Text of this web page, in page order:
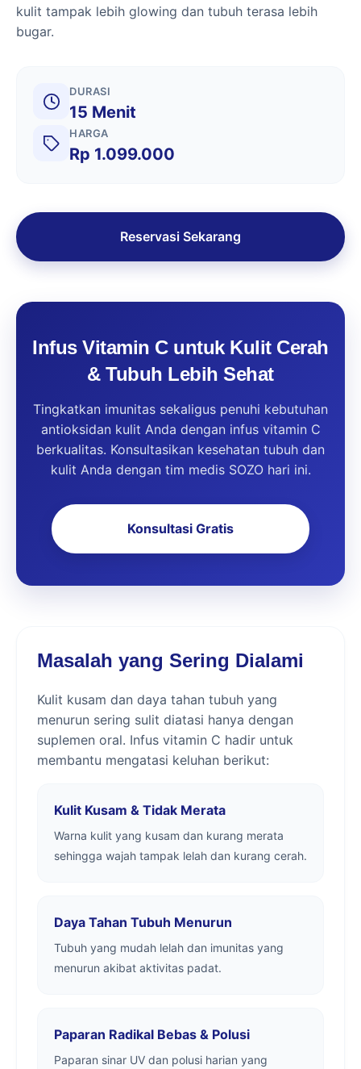
kulit tampak lebih glowing dan tubuh terasa lebih
bugar.
DURASI
15 Menit
HARGA
Rp 1.099.000
Reservasi Sekarang
Infus Vitamin C untuk Kulit Cerah
& Tubuh Lebih Sehat
Tingkatkan imunitas sekaligus penuhi kebutuhan
antioksidan kulit Anda dengan infus vitamin C
berkualitas. Konsultasikan kesehatan tubuh dan
kulit Anda dengan tim medis SOZO hari ini.
Konsultasi Gratis
Masalah yang Sering Dialami
Kulit kusam dan daya tahan tubuh yang
menurun sering sulit diatasi hanya dengan
suplemen oral. Infus vitamin C hadir untuk
membantu mengatasi keluhan berikut:
Kulit Kusam & Tidak Merata
Warna kulit yang kusam dan kurang merata
sehingga wajah tampak lelah dan kurang cerah.
Daya Tahan Tubuh Menurun
Tubuh yang mudah lelah dan imunitas yang
menurun akibat aktivitas padat.
Paparan Radikal Bebas & Polusi
Paparan sinar UV dan polusi harian yang